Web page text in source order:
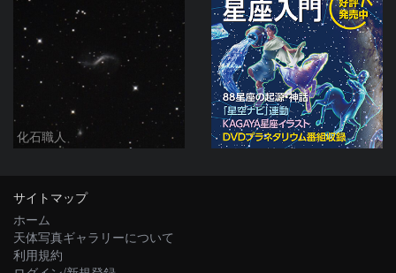
化石職人
サイトマップ
ホーム
天体写真ギャラリーについて
利用規約